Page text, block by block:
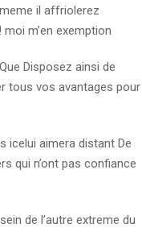
il affriolerez
m’en exemption
Disposez ainsi de
tous vos avantages pour
icelui aimera distant De
qui n’ont pas confiance
de l’autre extreme du